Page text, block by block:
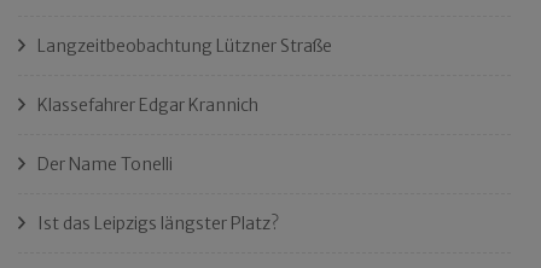
Langzeitbeobachtung Lützner Straße
Klassefahrer Edgar Krannich
Der Name Tonelli
Ist das Leipzigs längster Platz?